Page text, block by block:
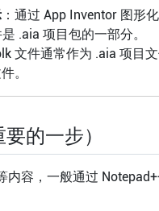
：通过 App Inventor 图形
.aia 项目包的一部分。
文件通常作为 .aia 项目
。
的一步）
容，一般通过